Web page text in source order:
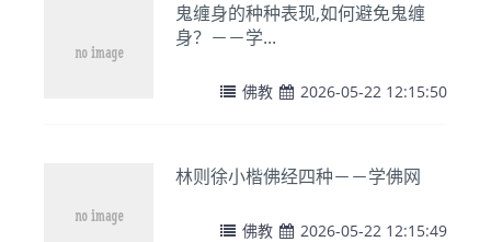
鬼缠身的种种表现,如何避免鬼缠
身？－－学...
佛教 2026-05-22 12:15:50
林则徐小楷佛经四种－－学佛网
佛教 2026-05-22 12:15:49